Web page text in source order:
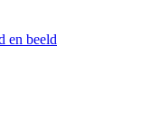
en beeld